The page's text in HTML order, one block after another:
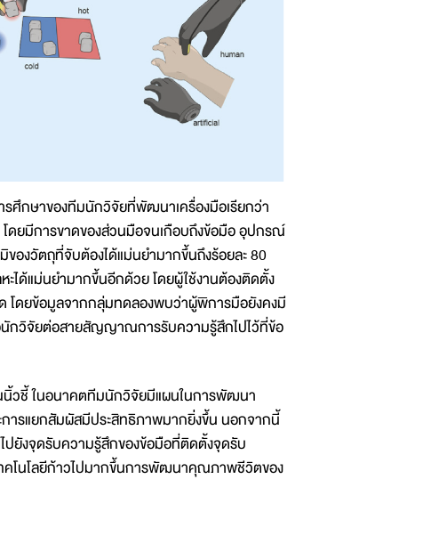
ษาของทีมนักวิจัยที่พัฒนาเครื่องมือเรียกว่า
ยมีการขาดของส่วนมือจนเกือบถึงข้อมือ อุปกรณ์
องวัตถุที่จับต้องได้แม่นยำมากขึ้นถึงร้อยละ 80
ะได้แม่นยำมากขึ้นอีกด้วย โดยผู้ใช้งานต้องติดตั้ง
ดยข้อมูลจากกลุ่มทดลองพบว่าผู้พิการมือยังคงมี
นักวิจัยต่อสายสัญญาณการรับความรู้สึกไปไว้ที่ข้อ
ในอนาคตทีมนักวิจัยมีแผนในการพัฒนา
รแยกสัมผัสมีประสิทธิภาพมากยิ่งขึ้น นอกจากนี้
ยังจุดรับความรู้สึกของข้อมือที่ติดตั้งจุดรับ
โนโลยีก้าวไปมากขึ้นการพัฒนาคุณภาพชีวิตของ